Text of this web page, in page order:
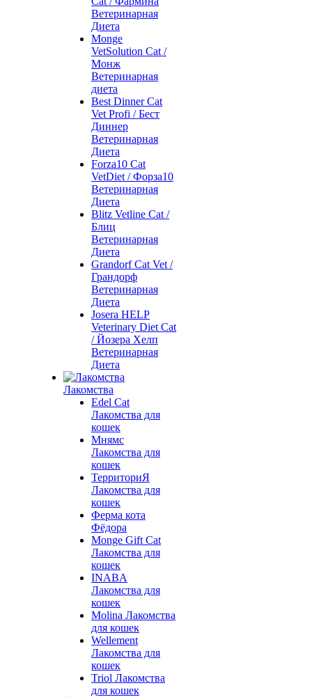
Ветеринарная
Диета
Monge
VetSolution Cat /
Монж
Ветеринарная
диета
Best Dinner Cat
Vet Profi / Бест
Диннер
Ветеринарная
Диета
Forza10 Cat
VetDiet / Форза10
Ветеринарная
Диета
Blitz Vetline Cat /
Блиц
Ветеринарная
Диета
Grandorf Cat Vet /
Грандорф
Ветеринарная
Диета
Josera HELP
Veterinary Diet Cat
/ Йозера Хелп
Ветеринарная
Диета
Лакомства
Edel Cat
Лакомства для
кошек
Мнямс
Лакомства для
кошек
ТерриториЯ
Лакомства для
кошек
Ферма кота
Фёдора
Monge Gift Cat
Лакомства для
кошек
INABA
Лакомства для
кошек
Molina Лакомства
для кошек
Wellement
Лакомства для
кошек
Triol Лакомства
для кошек